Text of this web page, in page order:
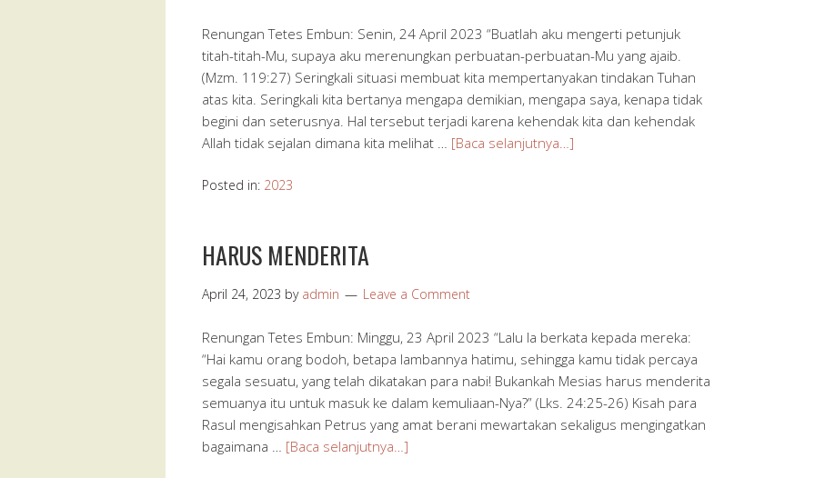
Renungan Tetes Embun: Senin, 24 April 2023 “Buatlah aku mengerti petunjuk
titah-titah-Mu, supaya aku merenungkan perbuatan-perbuatan-Mu yang ajaib.
(Mzm. 119:27) Seringkali situasi membuat kita mempertanyakan tindakan Tuhan
atas kita. Seringkali kita bertanya mengapa demikian, mengapa saya, kenapa tidak
begini dan seterusnya. Hal tersebut terjadi karena kehendak kita dan kehendak
Allah tidak sejalan dimana kita melihat … [Baca selanjutnya…]
Posted in: 2023
HARUS MENDERITA
April 24, 2023 by admin Leave a Comment
Renungan Tetes Embun: Minggu, 23 April 2023 “Lalu Ia berkata kepada mereka:
“Hai kamu orang bodoh, betapa lambannya hatimu, sehingga kamu tidak percaya
segala sesuatu, yang telah dikatakan para nabi! Bukankah Mesias harus menderita
semuanya itu untuk masuk ke dalam kemuliaan-Nya?” (Lks. 24:25-26) Kisah para
Rasul mengisahkan Petrus yang amat berani mewartakan sekaligus mengingatkan
bagaimana … [Baca selanjutnya…]